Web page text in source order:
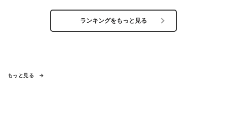
ランキングをもっと見る
もっと見る